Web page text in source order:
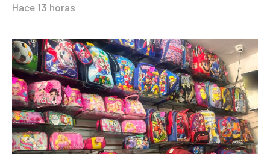
Hace 13 horas